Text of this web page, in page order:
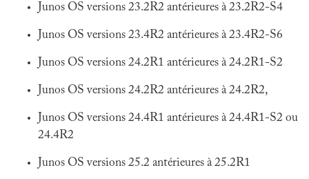
Junos OS versions 23.2R2 antérieures à 23.2R2-S4
Junos OS versions 23.4R2 antérieures à 23.4R2-S6
Junos OS versions 24.2R1 antérieures à 24.2R1-S2
Junos OS versions 24.2R2 antérieures à 24.2R2,
Junos OS versions 24.4R1 antérieures à 24.4R1-S2 ou
24.4R2
Junos OS versions 25.2 antérieures à 25.2R1